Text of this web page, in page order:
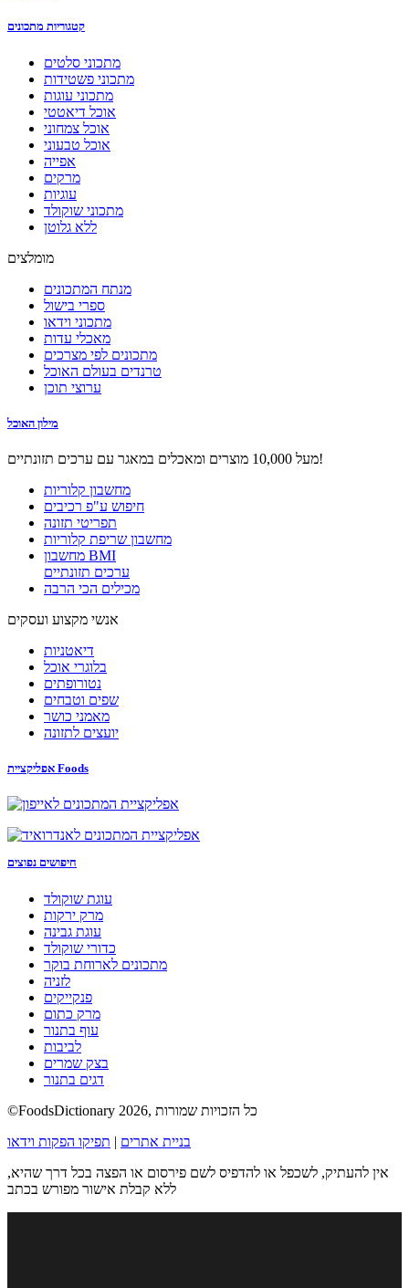
קטגוריות מתכונים
מתכוני סלטים
מתכוני פשטידות
מתכוני עוגות
אוכל דיאטטי
אוכל צמחוני
אוכל טבעוני
אפייה
מרקים
עוגיות
מתכוני שוקולד
ללא גלוטן
מומלצים
מנתח המתכונים
ספרי בישול
מתכוני וידאו
מאכלי עדות
מתכונים לפי מצרכים
טרנדים בעולם האוכל
ערוצי תוכן
מילון האוכל
מעל 10,000 מוצרים ומאכלים במאגר עם ערכים תזונתיים!
מחשבון קלוריות
חיפוש ע"פ רכיבים
תפריטי תזונה
מחשבון שריפת קלוריות
מחשבון BMI
ערכים תזונתיים
מכילים הכי הרבה
אנשי מקצוע ועסקים
דיאטניות
בלוגרי אוכל
נטורופתים
שפים וטבחים
מאמני כושר
יועצים לתזונה
אפליקציית Foods
חיפושים נפוצים
עוגת שוקולד
מרק ירקות
עוגת גבינה
כדורי שוקולד
מתכונים לארוחת בוקר
לזניה
פנקייקים
מרק כתום
עוף בתנור
לביבות
בצק שמרים
דגים בתנור
©FoodsDictionary 2026, כל הזכויות שמורות
בניית אתרים | תפיקו הפקות וידאו
אין להעתיק, לשכפל או להדפיס לשם פירסום או הפצה בכל דרך שהיא,
ללא קבלת אישור מפורש בכתב